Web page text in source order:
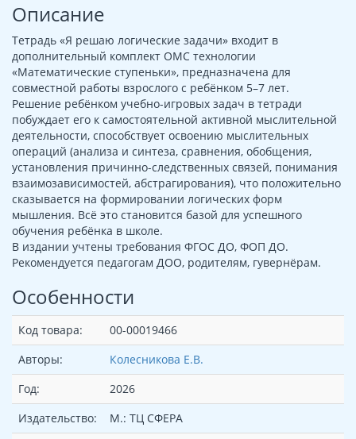
Описание
Тетрадь «Я решаю логические задачи» входит в
дополнительный комплект ОМС технологии
«Математические ступеньки», предназначена для
совместной работы взрослого с ребёнком 5–7 лет.
Решение ребёнком учебно-игровых задач в тетради
побуждает его к самостоятельной активной мыслительной
деятельности, способствует освоению мыслительных
операций (анализа и синтеза, сравнения, обобщения,
установления причинно-следственных связей, понимания
взаимозависимостей, абстрагирования), что положительно
сказывается на формировании логических форм
мышления. Всё это становится базой для успешного
обучения ребёнка в школе.
В издании учтены требования ФГОС ДО, ФОП ДО.
Рекомендуется педагогам ДОО, родителям, гувернёрам.
Особенности
Код товара:
00-00019466
Авторы:
Колесникова Е.В.
Год:
2026
Издательство:
М.: ТЦ СФЕРА